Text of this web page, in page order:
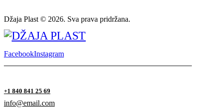
Džaja Plast © 2026. Sva prava pridržana.
FacebookInstagram
+1 840 841 25 69
info@email.com